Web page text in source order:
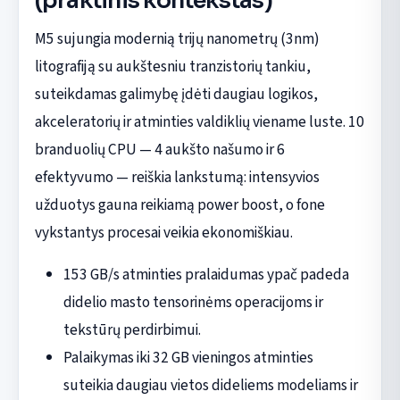
M5 sujungia modernią trijų nanometrų (3nm)
litografiją su aukštesniu tranzistorių tankiu,
suteikdamas galimybę įdėti daugiau logikos,
akceleratorių ir atminties valdiklių viename luste. 10
branduolių CPU — 4 aukšto našumo ir 6
efektyvumo — reiškia lankstumą: intensyvios
užduotys gauna reikiamą power boost, o fone
vykstantys procesai veikia ekonomiškiau.
153 GB/s atminties pralaidumas ypač padeda
didelio masto tensorinėms operacijoms ir
tekstūrų perdirbimui.
Palaikymas iki 32 GB vieningos atminties
suteikia daugiau vietos dideliems modeliams ir